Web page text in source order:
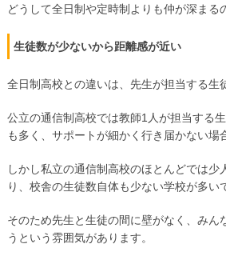
どうして全日制や定時制よりも仲が深まる
生徒数が少ないから距離感が近い
全日制高校との違いは、先生が担当する生
公立の通信制高校では教師1人が担当する
も多く、サポートが細かく行き届かない場
しかし私立の通信制高校のほとんどでは少
り、校舎の生徒数自体も少ない学校が多い
そのため先生と生徒の間に壁がなく、みん
うという雰囲気があります。